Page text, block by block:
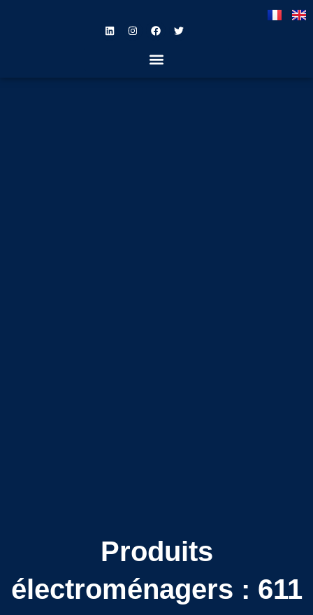
Produits
électroménagers : 611